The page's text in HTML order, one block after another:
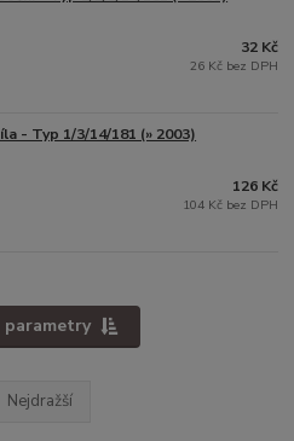
32 Kč
26 Kč bez DPH
- Typ 1/3/14/181 (» 2003)
126 Kč
104 Kč bez DPH
parametry
Nejdražší